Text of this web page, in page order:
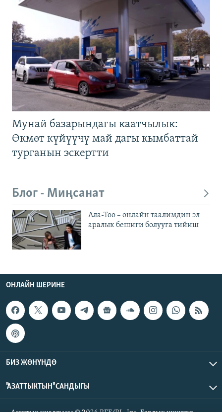
Мунай базарындагы каатчылык:
Өкмөт күйүүчү май дагы кымбаттай
турганын эскертти
Блог - Миңсанат
Ала-Тоо – онлайн таалимдин эл
аралык бешиги болууга тийиш
ОНЛАЙН ШЕРИНЕ
БИЗ ЖӨНҮНДӨ
"АЗАТТЫКТЫН" САНДЫГЫ
Азаттык үналгысы © 2026 RFE/RL, Inc. Бардык укуктар